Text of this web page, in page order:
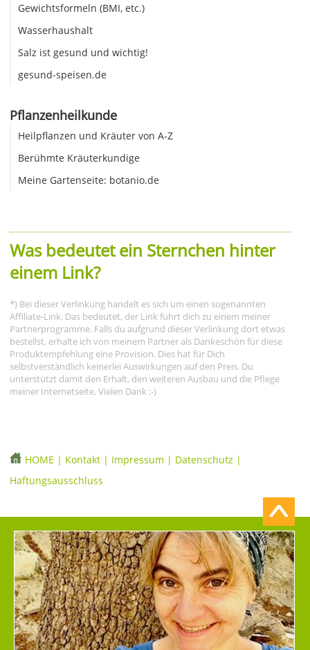
Gewichtsformeln (BMI, etc.)
Wasserhaushalt
Salz ist gesund und wichtig!
gesund-speisen.de
Pflanzenheilkunde
Heilpflanzen und Kräuter von A-Z
Berühmte Kräuterkundige
Meine Gartenseite: botanio.de
Was bedeutet ein Sternchen hinter
einem Link?
*) Bei dieser Verlinkung handelt es sich um einen sogenannten
Affiliate-Link. Das bedeutet, der Link führt dich zu einem meiner
Partnerprogramme. Falls du aufgrund dieser Verlinkung dort etwas
bestellst, erhalte ich von meinem Partner als Dankeschön für diese
Produktempfehlung eine Provision. Dies hat für Dich
selbstverständlich keinerlei Auswirkungen auf den Preis. Du
unterstützt damit den Erhalt, den weiteren Ausbau und die Pflege
meiner Internetseite. Vielen Dank :-)
HOME | Kontakt | Impressum | Datenschutz |
Haftungsausschluss